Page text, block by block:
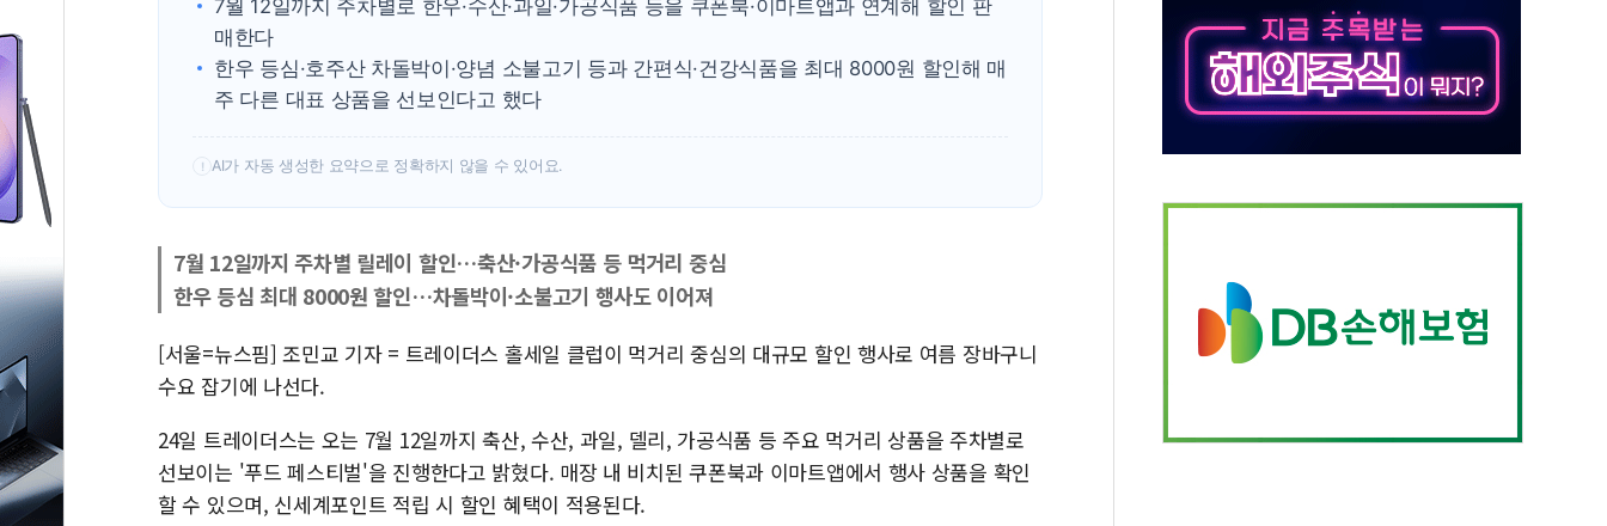
李 대통령, '6시간 마라톤 부동산 2차 회의' 주재… "전폭적 공급 확대·속도전 총력"
[사진] 빈살만과 에르도안의 만남
7월 12일까지 주차별로 한우·수산·과일·가공식품 등을 쿠폰북·이마트앱과 연계해 할인 판
매한다
한우 등심·호주산 차돌박이·양념 소불고기 등과 간편식·건강식품을 최대 8000원 할인해 매
주 다른 대표 상품을 선보인다고 했다
! AI가 자동 생성한 요약으로 정확하지 않을 수 있어요.
7월 12일까지 주차별 릴레이 할인…축산·가공식품 등 먹거리 중심
한우 등심 최대 8000원 할인…차돌박이·소불고기 행사도 이어져
[서울=뉴스핌] 조민교 기자 = 트레이더스 홀세일 클럽이 먹거리 중심의 대규모 할인 행사로 여름 장바구니
수요 잡기에 나선다.
24일 트레이더스는 오는 7월 12일까지 축산, 수산, 과일, 델리, 가공식품 등 주요 먹거리 상품을 주차별로
선보이는 '푸드 페스티벌'을 진행한다고 밝혔다. 매장 내 비치된 쿠폰북과 이마트앱에서 행사 상품을 확인
할 수 있으며, 신세계포인트 적립 시 할인 혜택이 적용된다.